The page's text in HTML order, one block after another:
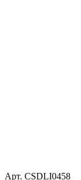
Арт. CSDLI0458